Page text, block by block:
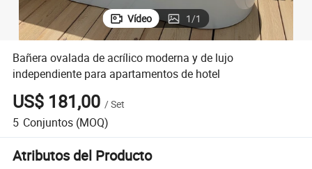
Vídeo 1/1
Bañera ovalada de acrílico moderna y de lujo
independiente para apartamentos de hotel
US$ 181,00 /Set
5 Conjuntos (MOQ)
Atributos del Producto